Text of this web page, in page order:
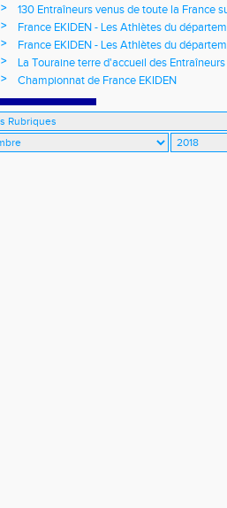
>
130 Entraîneurs venus de toute la France
>
France EKIDEN - Les Athlètes du
revenir satisfaits
>
France EKIDEN - Les Athlètes du
Loire peut revenir satisfaits
>
La Touraine terre d'accueil des Entraîneurs
> Championnat de France EKIDEN